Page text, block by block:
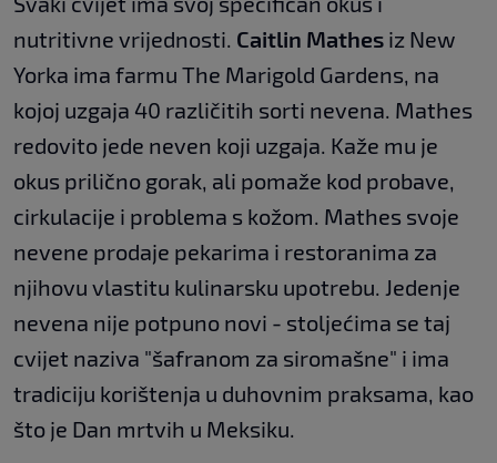
nutritivne vrijednosti. Caitlin Mathes iz New
Yorka ima farmu The Marigold Gardens, na
kojoj uzgaja 40 različitih sorti nevena. Mathes
redovito jede neven koji uzgaja. Kaže mu je
okus prilično gorak, ali pomaže kod probave,
cirkulacije i problema s kožom. Mathes svoje
nevene prodaje pekarima i restoranima za
njihovu vlastitu kulinarsku upotrebu. Jedenje
nevena nije potpuno novi - stoljećima se taj
cvijet naziva "šafranom za siromašne" i ima
tradiciju korištenja u duhovnim praksama, kao
što je Dan mrtvih u Meksiku.